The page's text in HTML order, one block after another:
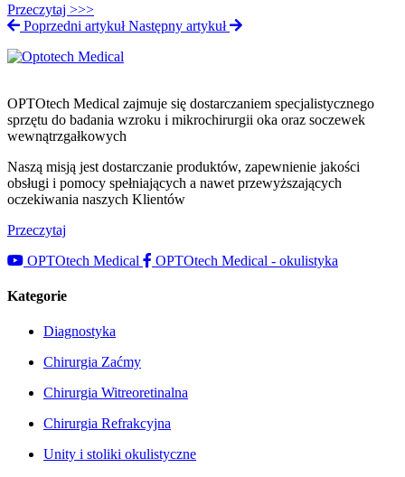
Przeczytaj >>>
Poprzedni artykułNastępny artykuł
OPTOtech Medical zajmuje się dostarczaniem specjalistycznego
sprzętu do badania wzroku i mikrochirurgii oka oraz soczewek
wewnątrzgałkowych
Naszą misją jest dostarczanie produktów, zapewnienie jakości
obsługi i pomocy spełniających a nawet przewyższających
oczekiwania naszych Klientów
Przeczytaj
OPTOtech Medical
OPTOtech Medical - okulistyka
Kategorie
Diagnostyka
Chirurgia Zaćmy
Chirurgia Witreoretinalna
Chirurgia Refrakcyjna
Unity i stoliki okulistyczne